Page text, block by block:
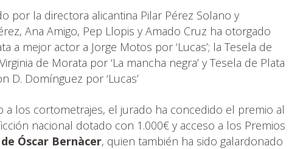
por la directora alicantina Pilar Pérez Solano y
Ana Amigo, Pep Llopis y Amado Cruz ha otorgado
a mejor actor a Jorge Motos por ‘Lucas’; la Tesela de
de Morata por ‘La mancha negra’ y Tesela de Plata
D. Domínguez por ‘Lucas’
a los cortometrajes, el jurado ha concedido el premio al
nacional dotado con 1.000€ y acceso a los Premios
de Óscar Bernàcer, quien también ha sido galardonado